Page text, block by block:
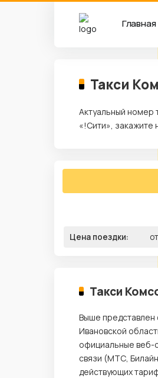
Главная
Такси
Актуальный номер
«!Сити», закажите
Цена поездки:
Такси
Выше представлен
Ивановской
официальные веб-
связи (МТС,
действующих